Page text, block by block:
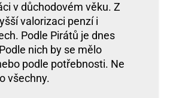
v důchodovém věku. Z
valorizaci penzí i
Podle Pirátů je dnes
nich by se mělo
podle potřebnosti. Ne
všechny.